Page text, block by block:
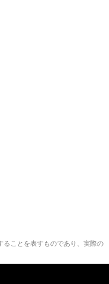
ことを表すものであり、実際の